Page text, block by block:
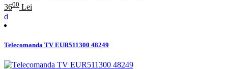
3600 Lei
Telecomanda TV EUR511300 48249